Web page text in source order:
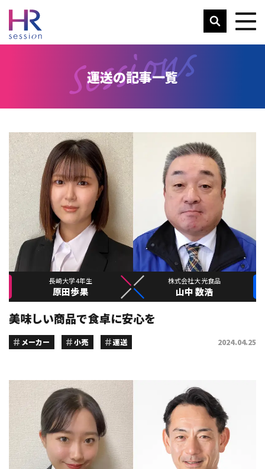
運送の記事一覧
長崎大学4年生
原田歩果
株式会社大光食品
山中 数浩
美味しい商品で食卓に安心を
メーカー 小売 運送 2024.04.25